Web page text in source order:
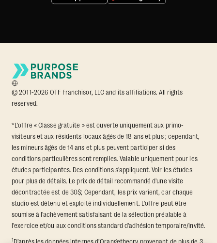
© 2011-2026 OTF Franchisor, LLC and its affiliations. All rights
reserved.
*L'offre « Classe gratuite » est ouverte uniquement aux primo-
visiteurs et aux résidents locaux âgés de 18 ans et plus ; cependant,
les mineurs âgés de 14 ans et plus peuvent participer si des
conditions particulières sont remplies. Valable uniquement pour les
études participantes. Des conditions s'appliquent. Voir les études
pour plus de détails. Le prix de détail recommandé d'une visite
décontractée est de 30$; Cependant, les prix varient, car chaque
studio est détenu et exploité individuellement. L'offre peut être
soumise à l'achèvement satisfaisant de la sélection préalable à
l'exercice et/ou aux conditions standard d'adhésion temporaire/invité.
1